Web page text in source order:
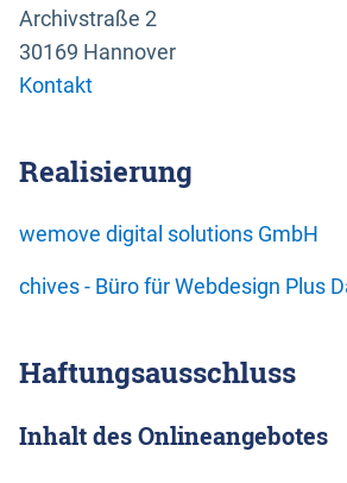
Archivstraße 2
30169 Hannover
Kontakt
Realisierung
wemove digital solutions GmbH
chives - Büro für Webdesign Plus
Haftungsausschluss
Inhalt des Onlineangebotes